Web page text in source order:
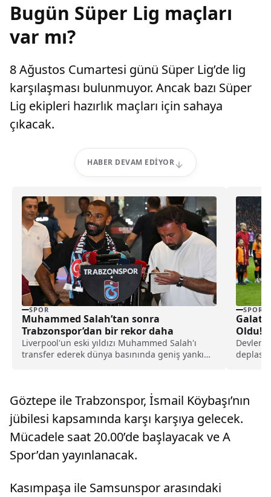
Bugün Süper Lig maçları
var mı?
8 Ağustos Cumartesi günü Süper Lig’de lig
karşılaşması bulunmuyor. Ancak bazı Süper
Lig ekipleri hazırlık maçları için sahaya
çıkacak.
HABER DEVAM EDIYOR
SPOR
Muhammed Salah’tan sonra
Trabzonspor’dan bir rekor daha
Liverpool'un eski yıldızı Muhammed Salah'ı
transfer ederek dünya basınında geniş yankı
açıkladı.
SPOR
Oldu!
Devler
Göztepe ile Trabzonspor, İsmail Köybaşı’nın
jübilesi kapsamında karşı karşıya gelecek.
Mücadele saat 20.00’de başlayacak ve A
Spor’dan yayınlanacak.
Kasımpaşa ile Samsunspor arasındaki